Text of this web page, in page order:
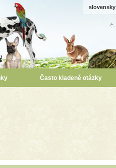
slovensky
Často kladené otázky